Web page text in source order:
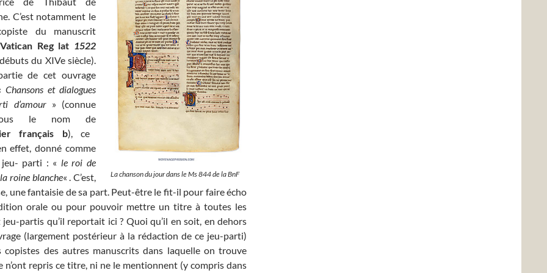
La chanson du jour dans le Ms 844 de la BnF
C’est notamment le
du manuscrit
Vatican Reg lat 1522
du XIVe siècle).
de cet ouvrage
Chansons et dialogues
d’amour» (connue
le nom de
français b), ce
effet, donné comme
parti : « le roi de
roine blanche« . C’est,
une fantaisie de sa part. Peut-être le fit-il pour faire écho
orale ou pour pouvoir mettre un titre à toutes les
jeu-partis qu’il reportait ici ? Quoi qu’il en soit, en dehors
(largement postérieur à la rédaction de ce jeu-parti)
copistes des autres manuscrits dans laquelle on trouve
n’ont repris ce titre, ni ne le mentionnent (y compris dans